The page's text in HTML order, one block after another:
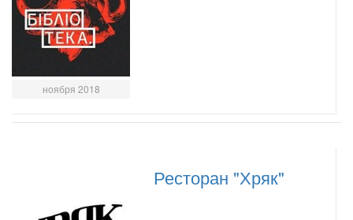
ноября 2018
Ресторан "Хряк"